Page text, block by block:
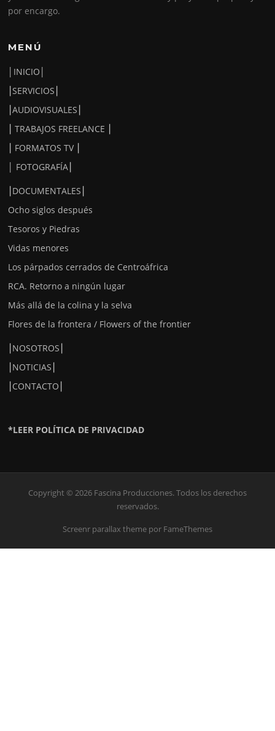
por encargo.
MENÚ
│INICIO│
⎮SERVICIOS⎮
⎮AUDIOVISUALES⎮
⎮ TRABAJOS FREELANCE ⎮
⎮ FORMATOS TV ⎮
│ FOTOGRAFÍA⎮
⎮DOCUMENTALES⎮
Ocho siglos después
Tesoros y Piedras
Vidas menores
Los párpados cerrados de Centroáfrica
RCA. Retorno a ningún lugar
Más allá de la colina y la selva
Flores de la frontera / Flowers of the frontier
⎮NOSOTROS⎮
⎮NOTICIAS⎮
⎮CONTACTO⎮
*LEER POLÍTICA DE PRIVACIDAD
Copyright © 2026 Fascina Producciones. Todos los derechos
reservados.
Screenr parallax theme por FameThemes